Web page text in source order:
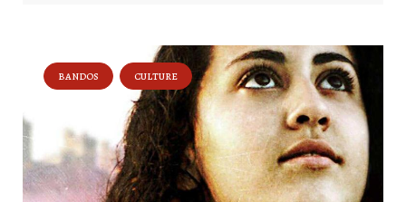
BANDOS CULTURE